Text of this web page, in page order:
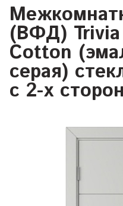
(ВФД) Trivia
Cotton
серая)
с 2-х сторон